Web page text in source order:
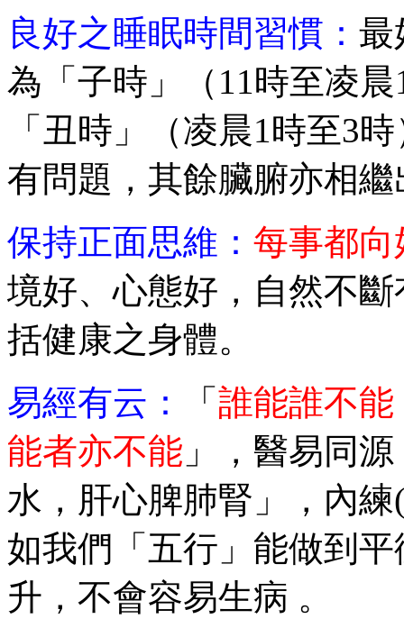
良好之睡眠時間習慣： 最
為「子時」（11時至凌
「丑時」（凌晨1時至3
有問題，其餘臟腑亦相
保持正面思維 ： 每事都
境好、心態好，自然不
括健康之身體。
易經有云 ： 「 誰能誰不
能者亦不能 」，醫易同
水，肝心脾肺腎」，內
如我們「五行」能做到
升，不會容易生病 。